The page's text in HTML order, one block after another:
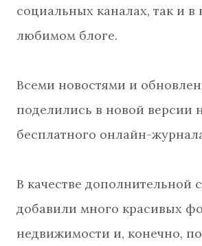
социальных каналах, так и в
любимом блоге.
Всеми новостями и
поделились в новой версии
бесплатного онлайн-
В качестве дополнительной
добавили много красивых
недвижимости и, конечно,